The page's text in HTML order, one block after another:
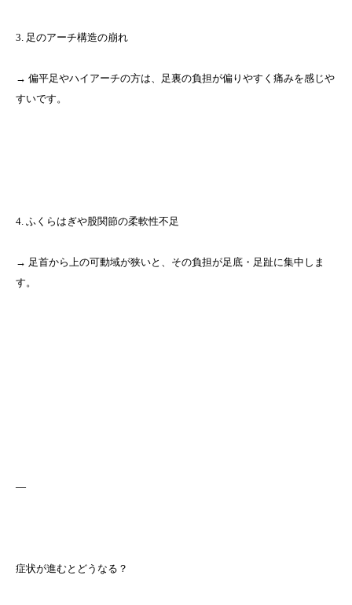
3. 足のアーチ構造の崩れ
→ 偏平足やハイアーチの方は、足裏の負担が偏りやすく痛みを感じや
すいです。
4. ふくらはぎや股関節の柔軟性不足
→ 足首から上の可動域が狭いと、その負担が足底・足趾に集中しま
す。
—
症状が進むとどうなる？